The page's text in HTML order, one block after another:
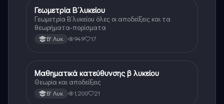
Μαθηματικά
Γεωμετρία Β´λυκείου
Γεωμετρία Β´λυκείου όλες οι αποδείξεις και τα
θεωρήματα-πορίσματα
Β' Λυκ. 949 17
Μαθηματικά
Μαθηματικά κατεύθυνσης β λυκείου
Θεωρία και αποδείξεις
Β' Λυκ. 1,200 21